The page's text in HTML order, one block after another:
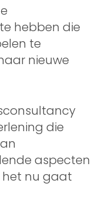
hebben die
te
nieuwe
die
aspecten
het nu gaat